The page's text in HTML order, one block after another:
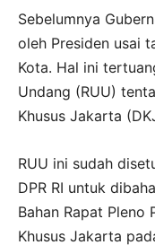
Sebelumnya
oleh Presiden usai
Kota. Hal ini
Undang (RUU)
Khusus Jakarta
RUU ini sudah
DPR RI untuk
Bahan Rapat Pleno
Khusus Jakarta